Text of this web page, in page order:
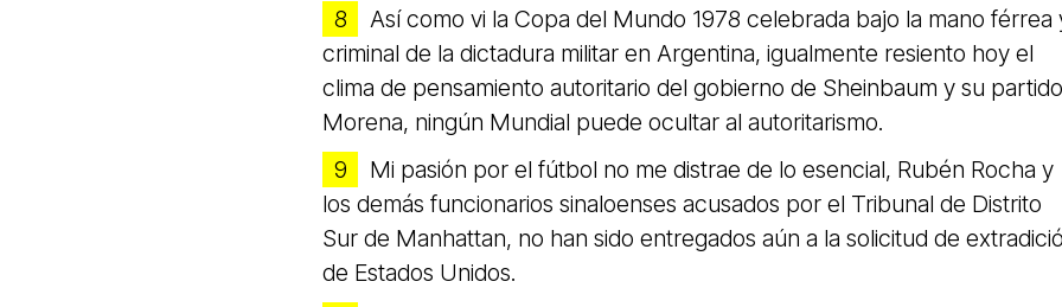
Así como vi la Copa del Mundo 1978 celebrada bajo la mano férrea
criminal de la dictadura militar en Argentina, igualmente resiento hoy el
clima de pensamiento autoritario del gobierno de Sheinbaum y su partido
Morena, ningún Mundial puede ocultar al autoritarismo.
Mi pasión por el fútbol no me distrae de lo esencial, Rubén Rocha y
los demás funcionarios sinaloenses acusados por el Tribunal de Distrito
Sur de Manhattan, no han sido entregados aún a la solicitud de
de Estados Unidos.